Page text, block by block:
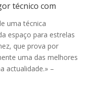
técnico com
uma técnica
espaço para estrelas
que prova por
uma das melhores
actualidade.» –